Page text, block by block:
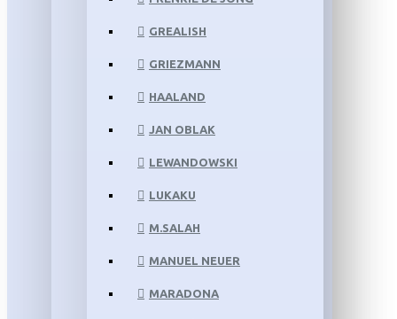
GREALISH
GRIEZMANN
HAALAND
JAN OBLAK
LEWANDOWSKI
LUKAKU
M.SALAH
MANUEL NEUER
MARADONA